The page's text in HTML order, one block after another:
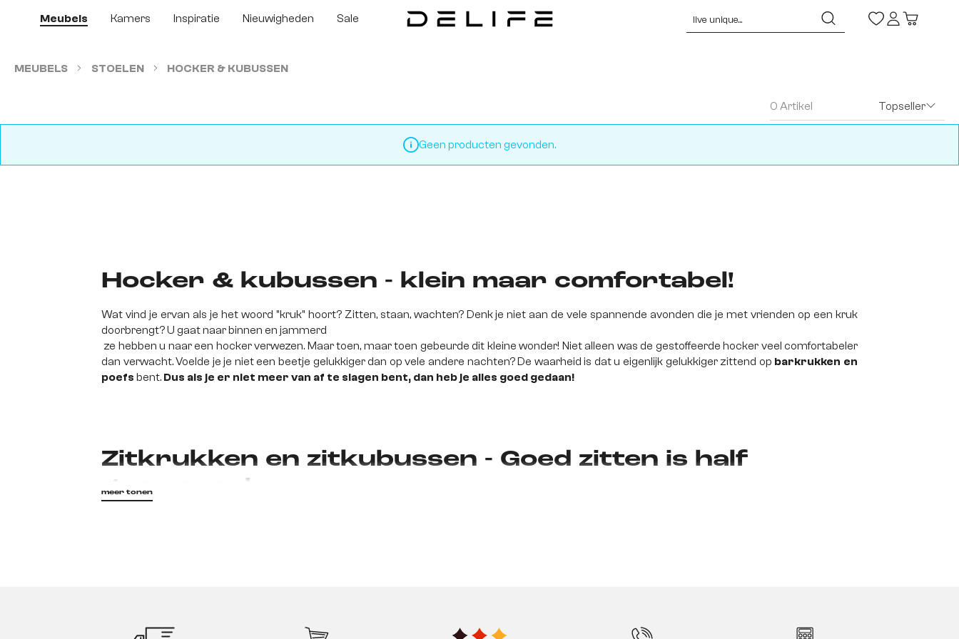
naar de hoofdinhoud
Ga naar de zoekopdracht
Ga naar de hoofdnavigatie
Meubels Kamers Inspiratie Nieuwigheden Sale
MEUBELS STOELEN HOCKER & KUBUSSEN
0 Artikel Topseller
Geen producten gevonden.
Hocker & kubussen - klein maar comfortabel!
Wat vind je ervan als je het woord "kruk" hoort? Zitten, staan, wachten? Denk je niet aan de vele spannende avonden die je met vrienden op een kruk
doorbrengt? U gaat naar binnen en jammerd
ze hebben u naar een hocker verwezen. Maar toen, maar toen gebeurde dit kleine wonder! Niet alleen was de gestoffeerde hocker veel comfortabeler
dan verwacht. Voelde je je niet een beetje gelukkiger dan op vele andere nachten? De waarheid is dat u eigenlijk gelukkiger zittend op barkrukken en
poefs bent. Dus als je er niet meer van af te slagen bent, dan heb je alles goed gedaan!
Zitkrukken en zitkubussen - Goed zitten is half
gewonnen!
volstaan om alle gasten tevreden te stellen. Zitkrukken zijn een praktische oplossing voor dit probleem. Door hun geringe afmetingen en het feit dat ze
meer tonen